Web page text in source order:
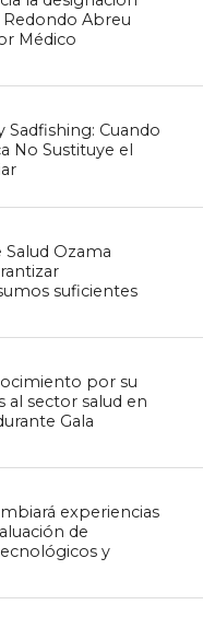
Redondo Abreu
Médico
Sadfishing: Cuando
No Sustituye el
Salud Ozama
suficientes
por su
al sector salud en
Gala
experiencias
de
y